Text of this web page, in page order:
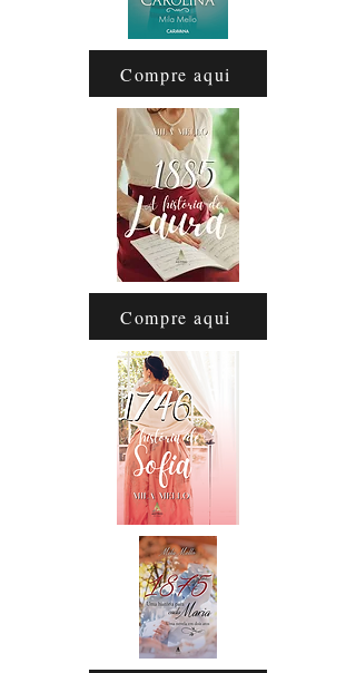
Compre aqui
Compre aqui